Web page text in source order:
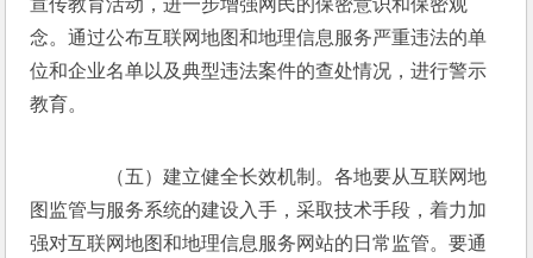
宣传教育活动，进一步增强网民的保密意识和保密观
念。通过公布互联网地图和地理信息服务严重违法的单
位和企业名单以及典型违法案件的查处情况，进行警示
教育。
（五）建立健全长效机制。各地要从互联网地
图监管与服务系统的建设入手，采取技术手段，着力加
强对互联网地图和地理信息服务网站的日常监管。要通